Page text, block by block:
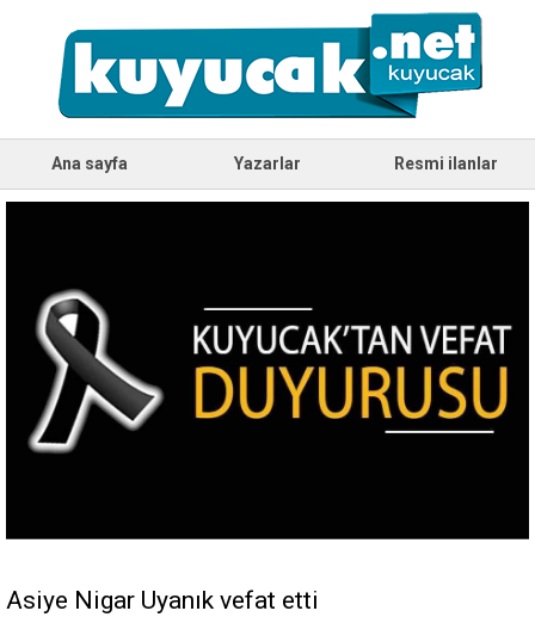
Ana sayfa Yazarlar Resmi ilanlar
Asiye Nigar Uyanık vefat etti